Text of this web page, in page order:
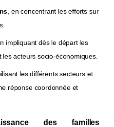
, en concentrant les efforts sur
impliquant dès le départ les
acteurs socio-économiques.
les différents secteurs et
réponse coordonnée et
des familles